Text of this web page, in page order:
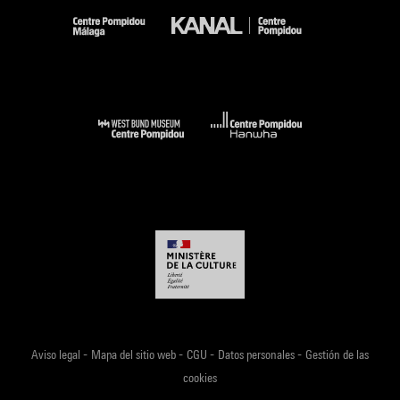
Mougins, Nice, Vence, du 24 juin au 27 novembre 2011].- Les
presses du réel, 2011 (repr. coul. p. 74) . N° isbn 978-2-84066-
The Shape of Time : Shanghaï, West Bund Museum,
novembre 2019-mai 2021. -Shanghaï / Paris : West Bund
Museum / Centre Pompidou, 2019 (cit. et reprod. coul. p. 153)
. N° isbn 978-7-5586-1460-6
Colors ! : Masterpieces from the Centre Pompidou : Pékin,
Aviso legal - Mapa del sitio web- CGU - Datos personales- Gestión de las
cookies